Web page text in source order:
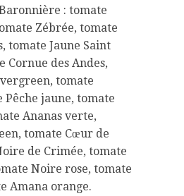
: tomate
Zébrée, tomate
tomate Jaune Saint
Cornue des Andes,
tomate
Pêche jaune, tomate
Ananas verte,
tomate Cœur de
de Crimée, tomate
Noire rose, tomate
Amana orange.